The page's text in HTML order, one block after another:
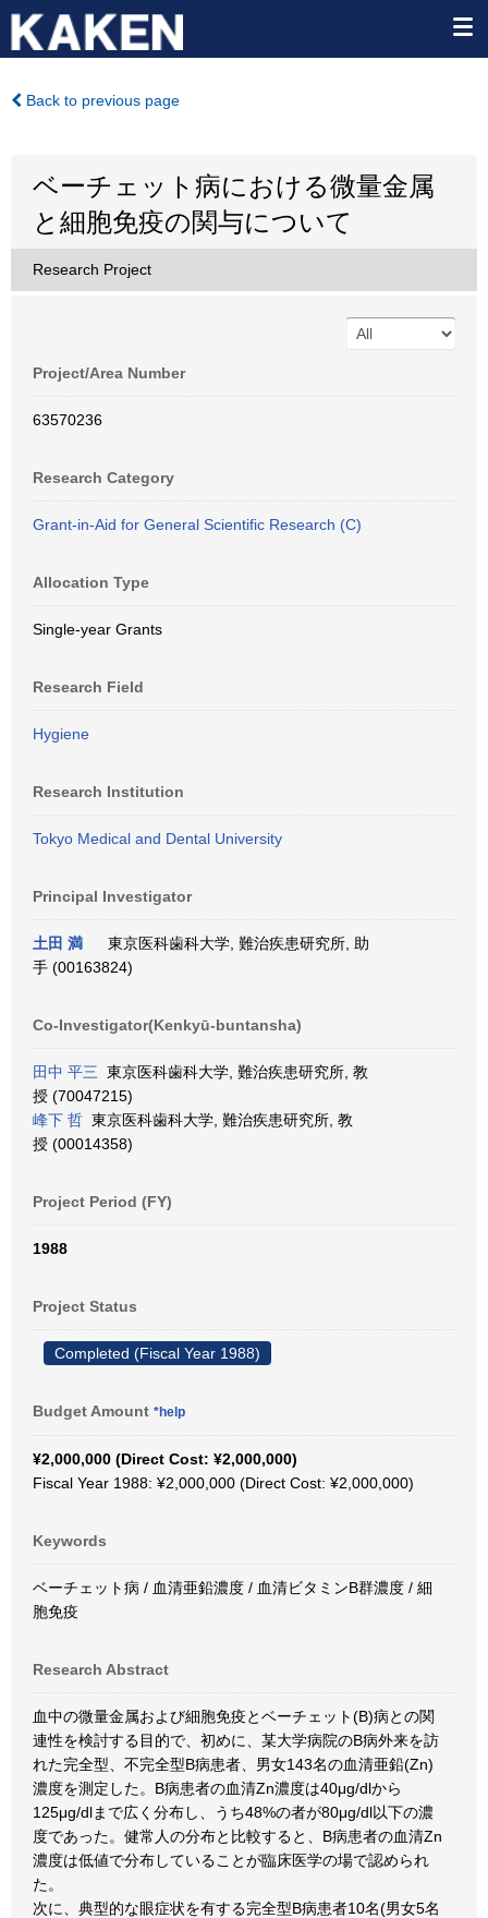
Back to previous page
ベーチェット病における微量金属
と細胞免疫の関与について
Research Project
Project/Area Number
63570236
Research Category
Grant-in-Aid for General Scientific Research (C)
Allocation Type
Single-year Grants
Research Field
Hygiene
Research Institution
Tokyo Medical and Dental University
Principal Investigator
土田 満
東京医科歯科大学, 難治疾患研究所, 助
手 (00163824)
Co-Investigator(Kenkyū-buntansha)
田中 平三 東京医科歯科大学, 難治疾患研究所, 教
授 (70047215)
峰下 哲 東京医科歯科大学, 難治疾患研究所, 教
授 (00014358)
Project Period (FY)
1988
Project Status
Completed (Fiscal Year 1988)
Budget Amount *help
¥2,000,000 (Direct Cost: ¥2,000,000)
Fiscal Year 1988: ¥2,000,000 (Direct Cost: ¥2,000,000)
Keywords
ベーチェット病 / 血清亜鉛濃度 / 血清ビタミンB群濃度 / 細
胞免疫
Research Abstract
血中の微量金属および細胞免疫とベーチェット(B)病との関
連性を検討する目的で、初めに、某大学病院のB病外来を訪
れた完全型、不完全型B病患者、男女143名の血清亜鉛(Zn)
濃度を測定した。B病患者の血清Zn濃度は40μg/dlから
125μg/dlまで広く分布し、うち48%の者が80μg/dl以下の濃
度であった。健常人の分布と比較すると、B病患者の血清Zn
濃度は低値で分布していることが臨床医学の場で認められ
た。
次に、典型的な眼症状を有する完全型B病患者10名(男女5名